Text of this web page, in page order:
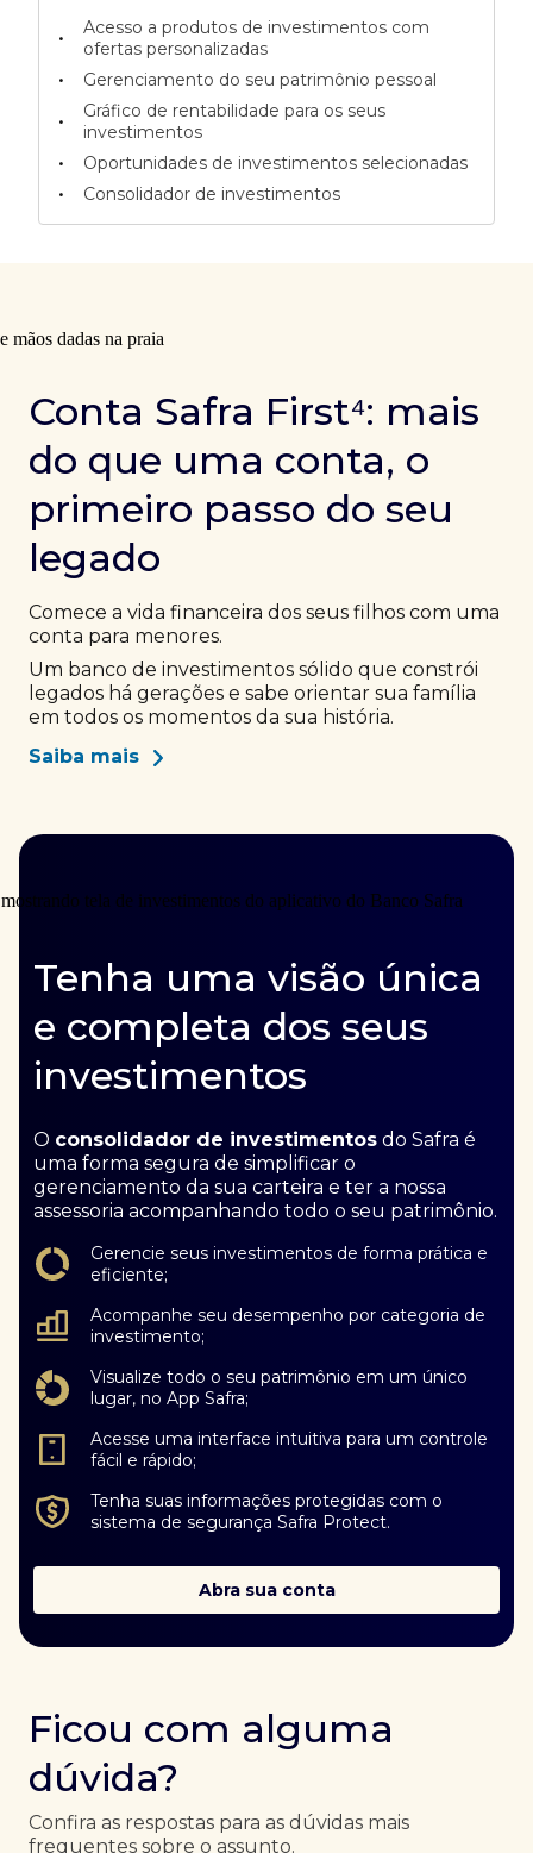
•
Acesso a produtos de investimentos com
ofertas personalizadas
• Gerenciamento do seu patrimônio pessoal
•
Gráfico de rentabilidade para os seus
investimentos
• Oportunidades de investimentos selecionadas
• Consolidador de investimentos
Conta Safra First⁴: mais
do que uma conta, o
primeiro passo do seu
legado
Comece a vida financeira dos seus filhos com uma
conta para menores.
Um banco de investimentos sólido que constrói
legados há gerações e sabe orientar sua família
em todos os momentos da sua história.
Saiba mais
Tenha uma visão única
e completa dos seus
investimentos
O consolidador de investimentos do Safra é
uma forma segura de simplificar o
gerenciamento da sua carteira e ter a nossa
assessoria acompanhando todo o seu patrimônio.
Gerencie seus investimentos de forma prática e
eficiente;
Acompanhe seu desempenho por categoria de
investimento;
Visualize todo o seu patrimônio em um único
lugar, no App Safra;
Acesse uma interface intuitiva para um controle
fácil e rápido;
Tenha suas informações protegidas com o
sistema de segurança Safra Protect.
Abra sua conta
Ficou com alguma
dúvida?
Confira as respostas para as dúvidas mais
frequentes sobre o assunto.